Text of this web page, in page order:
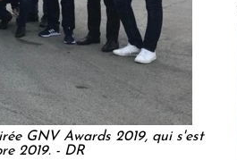
GNV Awards 2019, qui s'est
2019. - DR